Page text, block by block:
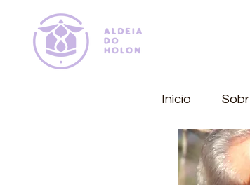
Início